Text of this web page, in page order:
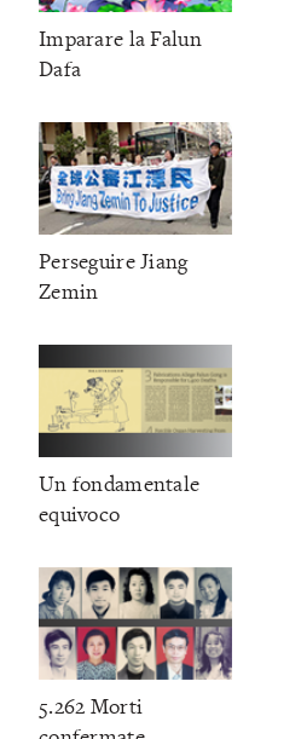
Imparare la Falun
Dafa
Perseguire Jiang
Zemin
Un fondamentale
equivoco
5.262 Morti